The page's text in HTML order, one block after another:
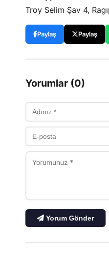
Troy Selim Şav 4,
Paylaş Paylaş
Yorumlar (0)
Yorum Gönder